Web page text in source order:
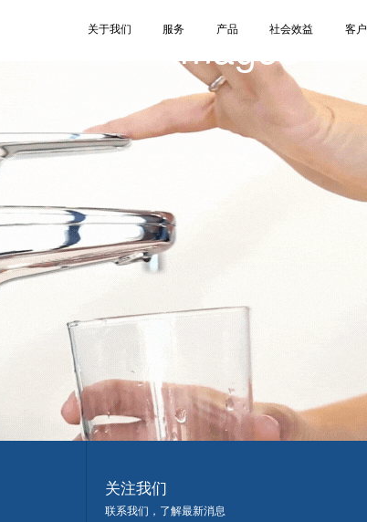
关于我们 服务 产品 社会效益 客户
image3
关注我们
联系我们，了解最新消息